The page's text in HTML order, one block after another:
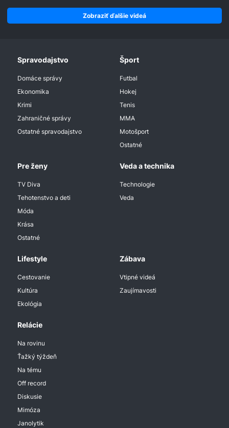
Zobraziť ďalšie videá
Spravodajstvo
Domáce správy
Ekonomika
Krimi
Zahraničné správy
Ostatné spravodajstvo
Šport
Futbal
Hokej
Tenis
MMA
Motošport
Ostatné
Pre ženy
TV Diva
Tehotenstvo a deti
Móda
Krása
Ostatné
Veda a technika
Technologie
Veda
Lifestyle
Cestovanie
Kultúra
Ekológia
Zábava
Vtipné videá
Zaujímavosti
Relácie
Na rovinu
Ťažký týždeň
Na tému
Off record
Diskusie
Mimóza
Janolytik